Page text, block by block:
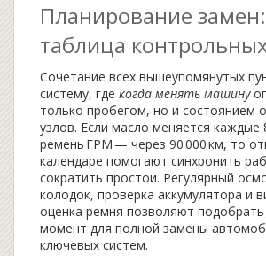
Планирование
таблица
Сочетание всех вышеупомянутых
систему, где когда менять машину
только пробегом, но и состоянием
узлов. Если масло меняется каждые
ремень ГРМ — через 90 000 км, то
календаре помогают синхронить
сократить простои. Регулярный
колодок, проверка аккумулятора и
оценка ремня позволяют
момент для полной замены
ключевых систем.